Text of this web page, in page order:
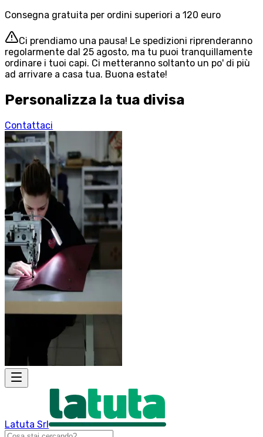
Consegna gratuita per ordini superiori a 120 euro
Ci prendiamo una pausa! Le spedizioni riprenderanno
regolarmente dal 25 agosto, ma tu puoi tranquillamente
ordinare i tuoi capi. Ci metteranno soltanto un po' di più
ad arrivare a casa tua. Buona estate!
Personalizza la tua divisa
Contattaci
Latuta Srl